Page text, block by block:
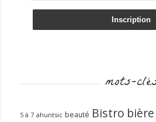
mots-
5 à 7 ahuntsic beauté Bistro bière